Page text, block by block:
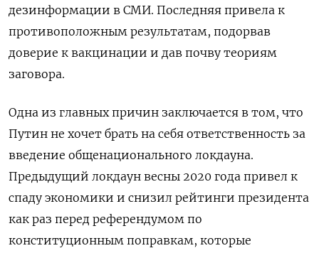
дезинформации в СМИ. Последняя привела к
противоположным результатам, подорвав
доверие к вакцинации и дав почву теориям
заговора.
Одна из главных причин заключается в том, что
Путин не хочет брать на себя ответственность за
введение общенационального локдауна.
Предыдущий локдаун весны 2020 года привел к
спаду экономики и снизил рейтинги президента
как раз перед референдумом по
конституционным поправкам, которые